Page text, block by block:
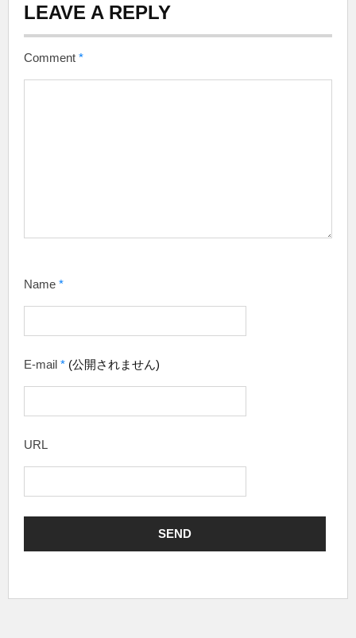
LEAVE A REPLY
Comment *
Name *
E-mail * (公開されません)
URL